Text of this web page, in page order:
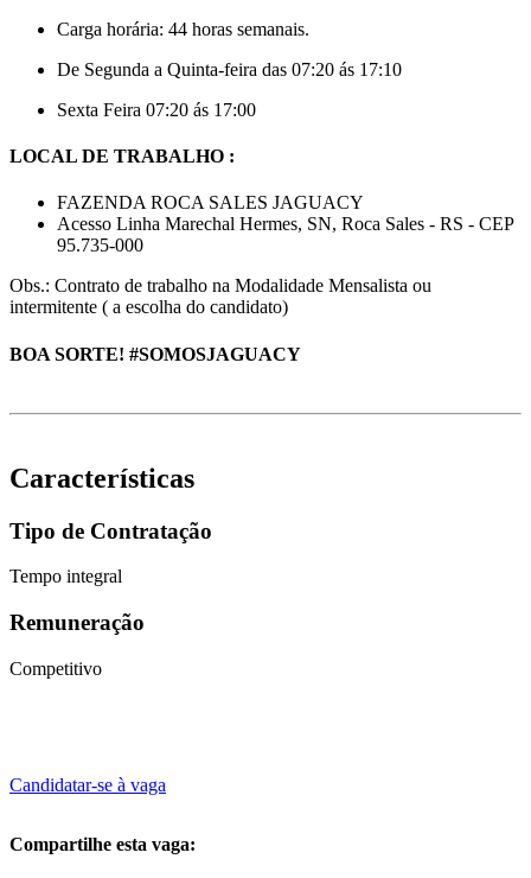
Carga horária: 44 horas semanais.
De Segunda a Quinta-feira das 07:20 ás 17:10
Sexta Feira 07:20 ás 17:00
LOCAL DE TRABALHO :
FAZENDA ROCA SALES JAGUACY
Acesso Linha Marechal Hermes, SN, Roca Sales - RS - CEP
95.735-000
Obs.: Contrato de trabalho na Modalidade Mensalista ou
intermitente ( a escolha do candidato)
BOA SORTE! #SOMOSJAGUACY
Características
Tipo de Contratação
Tempo integral
Remuneração
Competitivo
Candidatar-se à vaga
Compartilhe esta vaga: